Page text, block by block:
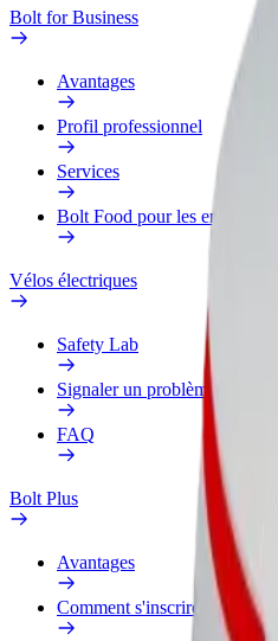
Bolt for Business
Avantages
Profil professionnel
Services
Bolt Food pour les entreprises
Vélos électriques
Safety Lab
Signaler un problème
FAQ
Bolt Plus
Avantages
Comment s'inscrire